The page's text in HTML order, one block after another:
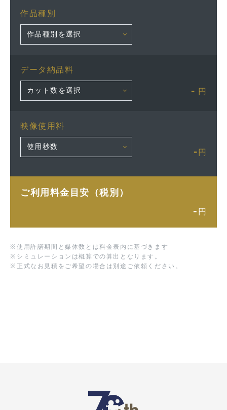
作品種別
データ納品料
- 円
映像使用料
- 円
ご利用料金目安（税別）
- 円
※ 使用許諾期間と媒体数とは料金表内に基づきます
※ シミュレーションは概算での算出となります。
※ 正式なお見積をご希望の場合は別途ご依頼ください。